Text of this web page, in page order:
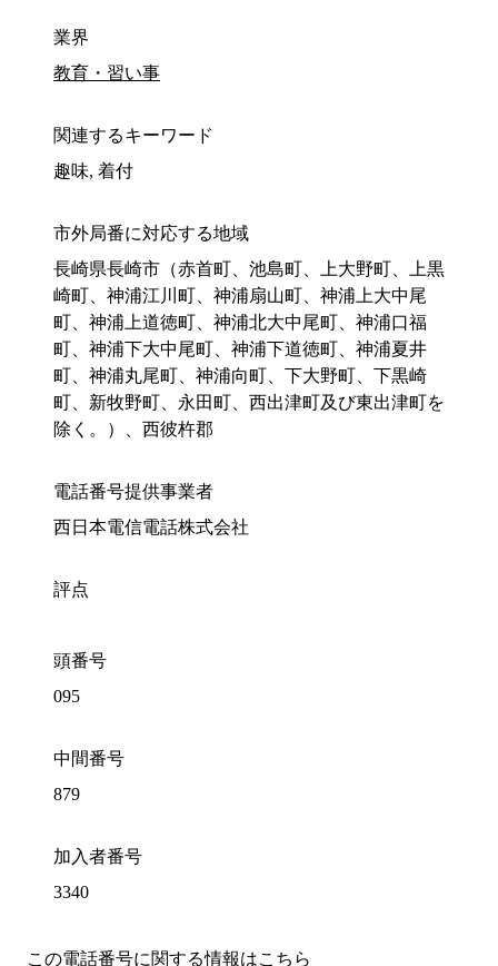
業界
教育・習い事
関連するキーワード
趣味, 着付
市外局番に対応する地域
長崎県長崎市（赤首町、池島町、上大野町、上黒
崎町、神浦江川町、神浦扇山町、神浦上大中尾
町、神浦上道徳町、神浦北大中尾町、神浦口福
町、神浦下大中尾町、神浦下道徳町、神浦夏井
町、神浦丸尾町、神浦向町、下大野町、下黒崎
町、新牧野町、永田町、西出津町及び東出津町を
除く。）、西彼杵郡
電話番号提供事業者
西日本電信電話株式会社
評点
頭番号
095
中間番号
879
加入者番号
3340
この電話番号に関する情報はこちら